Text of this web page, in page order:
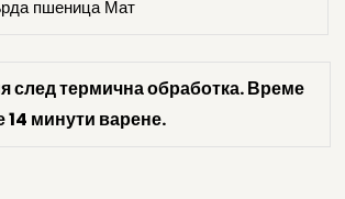
пшеница Мат
след термична обработка. Време
14 минути варене.